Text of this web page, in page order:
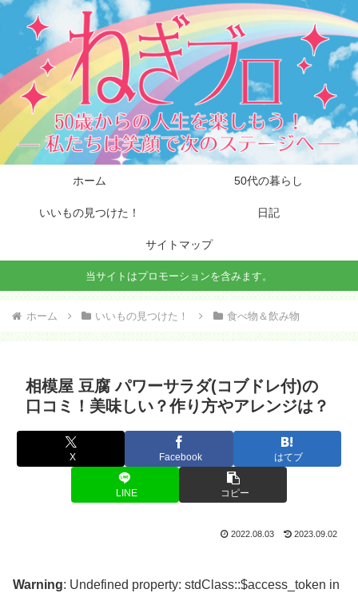
ホーム 50代の暮らし
いいもの見つけた！ 日記
サイトマップ
当サイトはプロモーションを含みます。
ホーム いいもの見つけた！ 食べ物＆飲み物
相模屋 豆腐 パワーサラダ(コブドレ付)の
口コミ！美味しい？作り方やアレンジは？
X Facebook はてブ
LINE コピー
2022.08.03 2023.09.02
Warning: Undefined property: stdClass::$access_token in